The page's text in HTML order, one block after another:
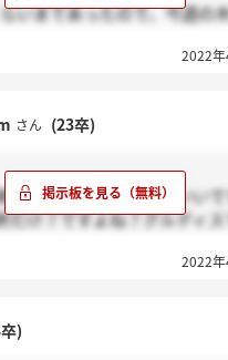
いまであったので、今週の
結構GDで落とされそうです
2022
さん (23卒)
かったら諦めた方がいいで
だけ？ですよね？グルディ
2022
)